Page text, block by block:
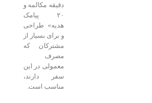
دقیقه مکالمه و
۲۰ پیامک
هدیه» طراحی
و برای بسیار از
مشترکان که
مصرف
معمولی در این
سفر دارند،
مناسب است.